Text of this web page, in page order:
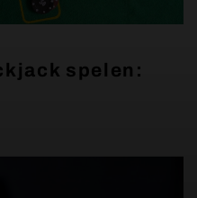
spelen: